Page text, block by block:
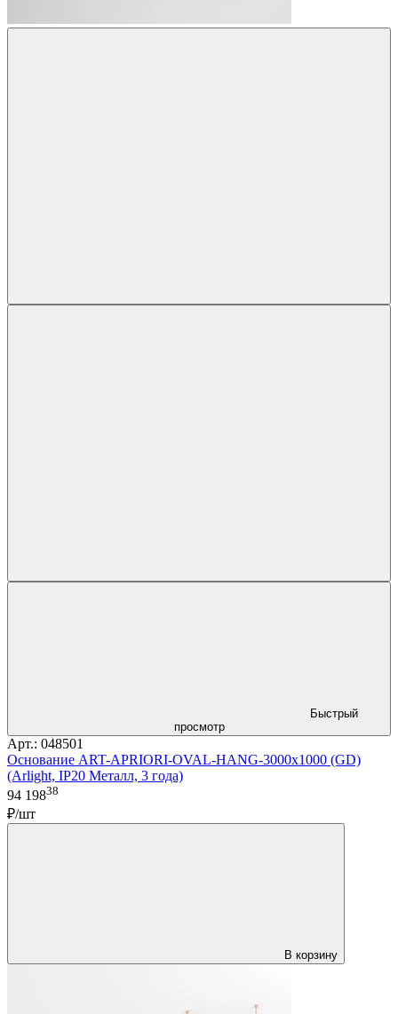
Быстрый
просмотр
Арт.: 048501
Основание ART-APRIORI-OVAL-HANG-3000x1000 (GD)
(Arlight, IP20 Металл, 3 года)
94 19838
₽/шт
В корзину